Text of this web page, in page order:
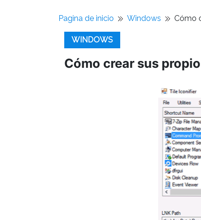
Pagina de inicio Windows Cómo
WINDOWS
Cómo crear sus